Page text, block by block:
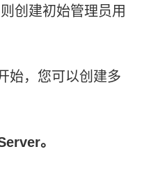
创建初始管理员用
始，您可以创建多
。